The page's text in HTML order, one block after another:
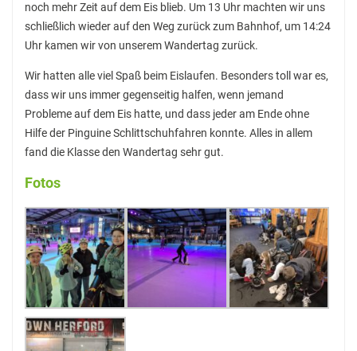
StuBo-Sprechstunde
Girls‘ and Boys‘ Day
Betriebspraktikum
KAoA-Praxistage Sek II
Exkursion Universität Bielefeld
Studienorientierung NRW
Aufs Mathe-Studium vorbereiten
Ausbildungs- und Studienplatzsuche
Gemeinsam „Lernen lernen“
Soziales Lernen
Methodentraining
Wettbewerbe
noch mehr Zeit auf dem Eis blieb. Um 13 Uhr machten wir uns
schließlich wieder auf den Weg zurück zum Bahnhof, um 14:24
Uhr kamen wir von unserem Wandertag zurück.
Wir hatten alle viel Spaß beim Eislaufen. Besonders toll war es,
dass wir uns immer gegenseitig halfen, wenn jemand
Probleme auf dem Eis hatte, und dass jeder am Ende ohne
Hilfe der Pinguine Schlittschuhfahren konnte. Alles in allem
fand die Klasse den Wandertag sehr gut.
Fotos